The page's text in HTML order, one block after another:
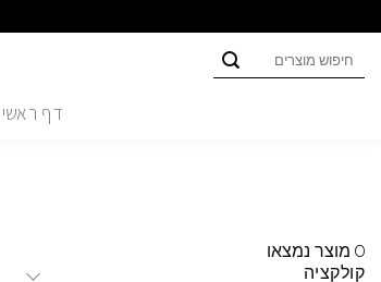
to
content
דף ראשי
0 מוצר נמצאו
קולקציה